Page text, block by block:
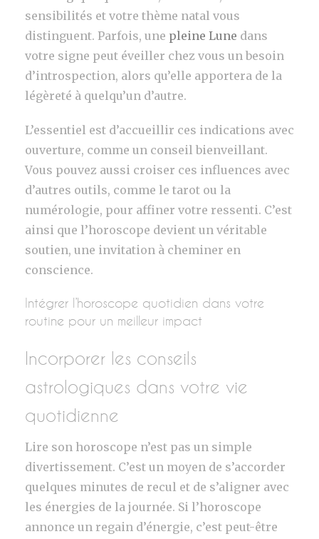
sensibilités et votre thème natal vous
distinguent. Parfois, une pleine Lune dans
votre signe peut éveiller chez vous un besoin
d’introspection, alors qu’elle apportera de la
légèreté à quelqu’un d’autre.
L’essentiel est d’accueillir ces indications avec
ouverture, comme un conseil bienveillant.
Vous pouvez aussi croiser ces influences avec
d’autres outils, comme le tarot ou la
numérologie, pour affiner votre ressenti. C’est
ainsi que l’horoscope devient un véritable
soutien, une invitation à cheminer en
conscience.
Intégrer l’horoscope quotidien dans votre
routine pour un meilleur impact
Incorporer les conseils
astrologiques dans votre vie
quotidienne
Lire son horoscope n’est pas un simple
divertissement. C’est un moyen de s’accorder
quelques minutes de recul et de s’aligner avec
les énergies de la journée. Si l’horoscope
annonce un regain d’énergie, c’est peut-être